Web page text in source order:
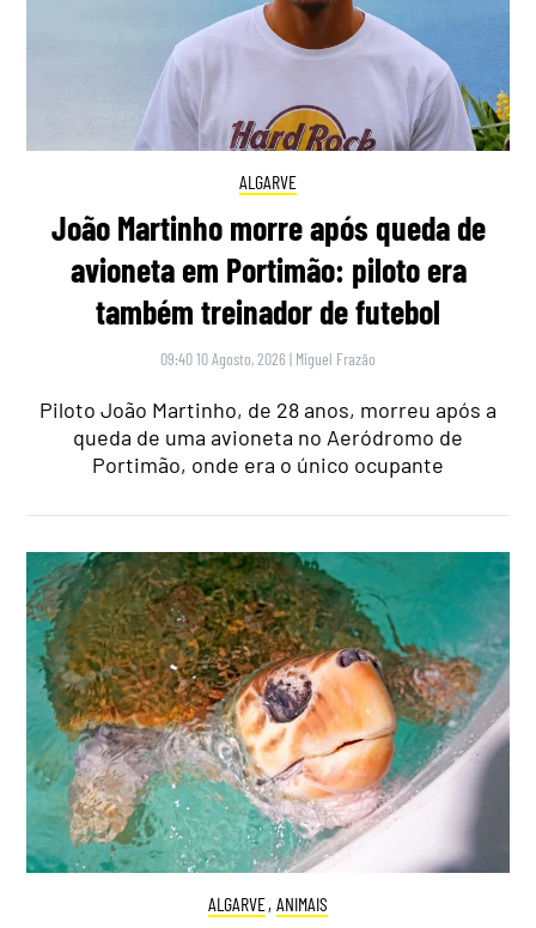
ALGARVE
João Martinho morre após queda de
avioneta em Portimão: piloto era
também treinador de futebol
09:40 10 Agosto, 2026 | Miguel Frazão
Piloto João Martinho, de 28 anos, morreu após a
queda de uma avioneta no Aeródromo de
Portimão, onde era o único ocupante
ALGARVE, ANIMAIS